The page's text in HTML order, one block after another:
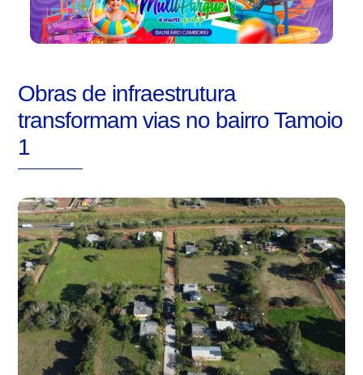
Obras de infraestrutura
transformam vias no bairro Tamoio
1